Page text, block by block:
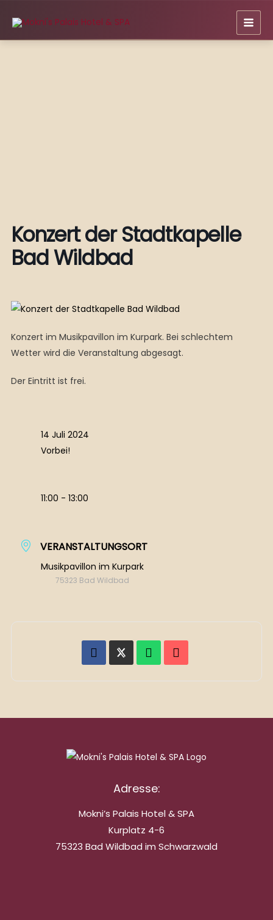
Inhalt
springen
Konzert der Stadtkapelle
Bad Wildbad
Konzert im Musikpavillon im Kurpark. Bei schlechtem
Wetter wird die Veranstaltung abgesagt.
Der Eintritt ist frei.
14 Juli 2024
Vorbei!
11:00 - 13:00
VERANSTALTUNGSORT
Musikpavillon im Kurpark
75323 Bad Wildbad
Adresse:
Mokni’s Palais Hotel & SPA
Kurplatz 4-6
75323 Bad Wildbad im Schwarzwald